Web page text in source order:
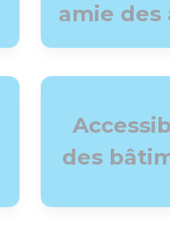
amie des
des